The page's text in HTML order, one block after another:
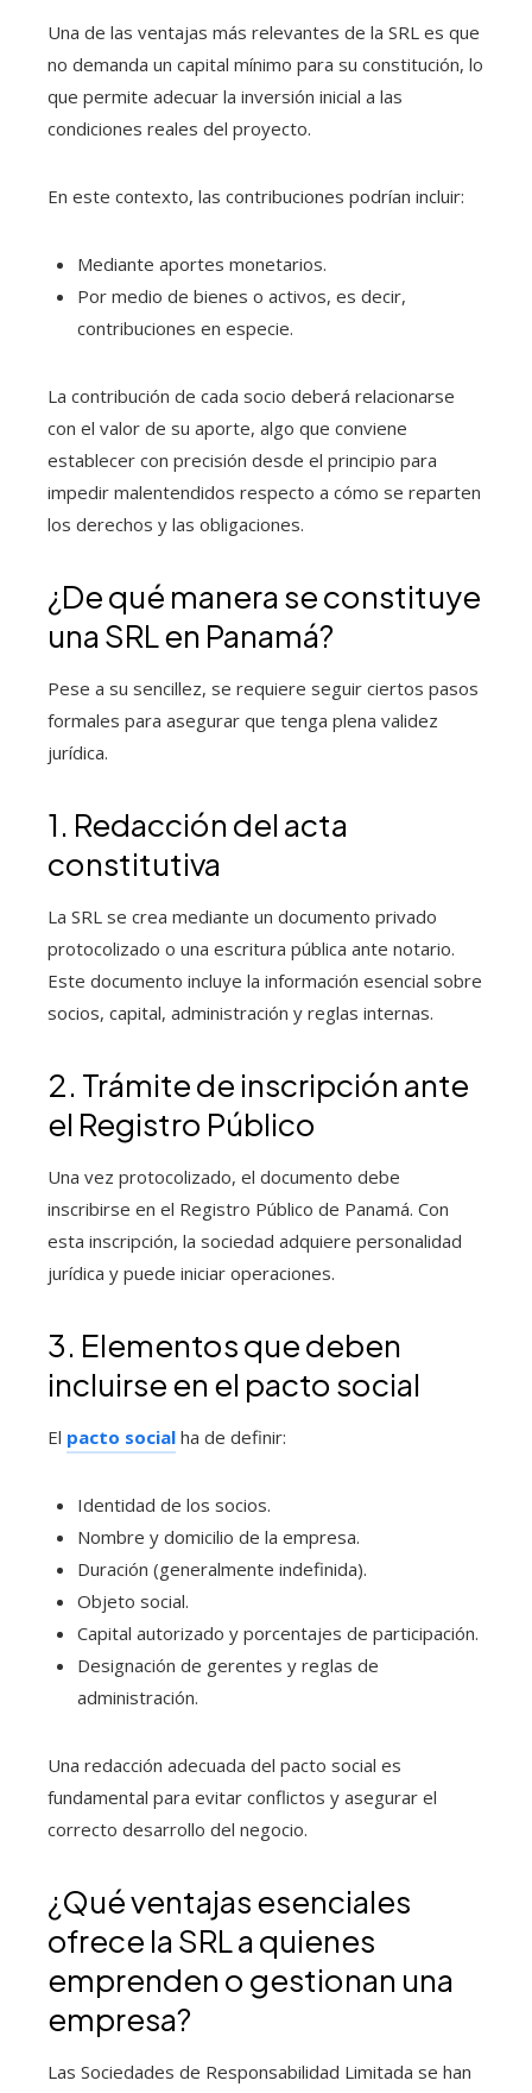
Una de las ventajas más relevantes de la SRL es que
no demanda un capital mínimo para su constitución, lo
que permite adecuar la inversión inicial a las
condiciones reales del proyecto.
En este contexto, las contribuciones podrían incluir:
Mediante aportes monetarios.
Por medio de bienes o activos, es decir,
contribuciones en especie.
La contribución de cada socio deberá relacionarse
con el valor de su aporte, algo que conviene
establecer con precisión desde el principio para
impedir malentendidos respecto a cómo se reparten
los derechos y las obligaciones.
¿De qué manera se constituye
una SRL en Panamá?
Pese a su sencillez, se requiere seguir ciertos pasos
formales para asegurar que tenga plena validez
jurídica.
1. Redacción del acta
constitutiva
La SRL se crea mediante un documento privado
protocolizado o una escritura pública ante notario.
Este documento incluye la información esencial sobre
socios, capital, administración y reglas internas.
2. Trámite de inscripción ante
el Registro Público
Una vez protocolizado, el documento debe
inscribirse en el Registro Público de Panamá. Con
esta inscripción, la sociedad adquiere personalidad
jurídica y puede iniciar operaciones.
3. Elementos que deben
incluirse en el pacto social
El pacto social ha de definir:
Identidad de los socios.
Nombre y domicilio de la empresa.
Duración (generalmente indefinida).
Objeto social.
Capital autorizado y porcentajes de participación.
Designación de gerentes y reglas de
administración.
Una redacción adecuada del pacto social es
fundamental para evitar conflictos y asegurar el
correcto desarrollo del negocio.
¿Qué ventajas esenciales
ofrece la SRL a quienes
emprenden o gestionan una
empresa?
Las Sociedades de Responsabilidad Limitada se han